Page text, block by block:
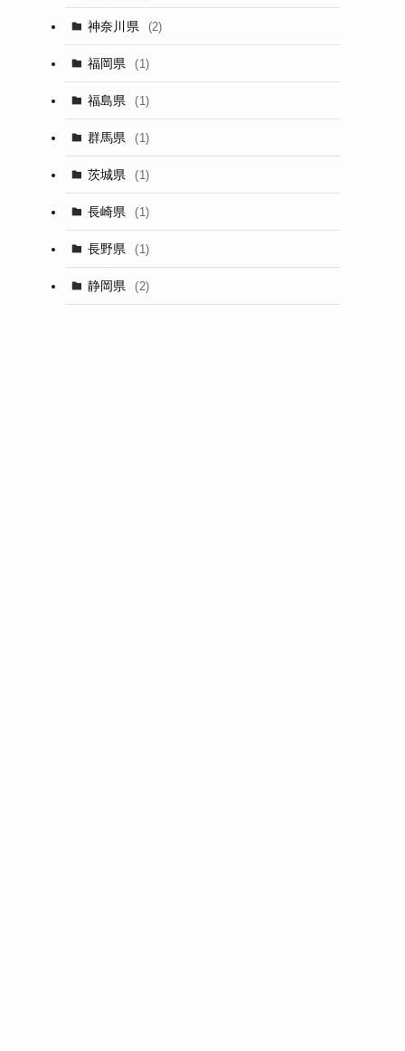
神奈川県 (2)
福岡県 (1)
福島県 (1)
群馬県 (1)
茨城県 (1)
長崎県 (1)
長野県 (1)
静岡県 (2)